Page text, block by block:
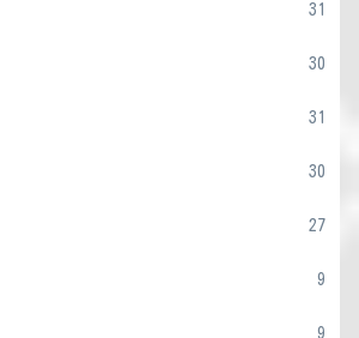
31
30
31
30
27
9
9